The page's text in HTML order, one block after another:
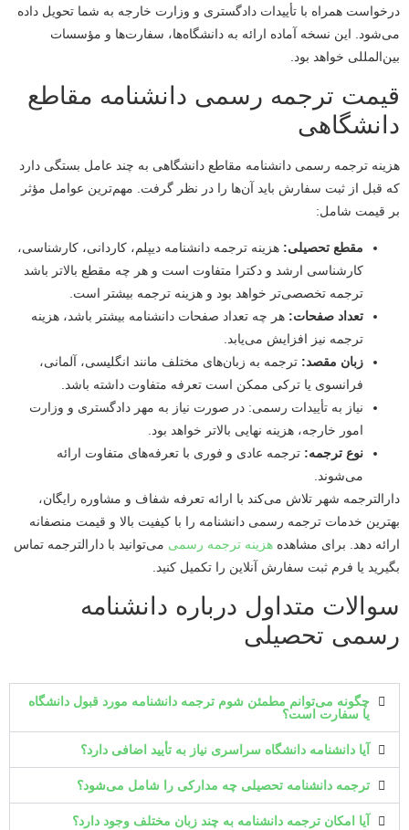
درخواست همراه با تأییدات دادگستری و وزارت خارجه به شما تحویل داده
می‌شود. این نسخه آماده ارائه به دانشگاه‌ها، سفارت‌ها و مؤسسات
بین‌المللی خواهد بود.
قیمت ترجمه رسمی دانشنامه مقاطع
دانشگاهی
هزینه ترجمه رسمی دانشنامه مقاطع دانشگاهی به چند عامل بستگی دارد
که قبل از ثبت سفارش باید آن‌ها را در نظر گرفت. مهم‌ترین عوامل مؤثر
بر قیمت شامل:
مقطع تحصیلی: هزینه ترجمه دانشنامه دیپلم، کاردانی، کارشناسی،
کارشناسی ارشد و دکترا متفاوت است و هر چه مقطع بالاتر باشد
ترجمه تخصصی‌تر خواهد بود و هزینه ترجمه بیشتر است.
تعداد صفحات: هر چه تعداد صفحات دانشنامه بیشتر باشد، هزینه
ترجمه نیز افزایش می‌یابد.
زبان مقصد: ترجمه به زبان‌های مختلف مانند انگلیسی، آلمانی،
فرانسوی یا ترکی ممکن است تعرفه متفاوت داشته باشد.
نیاز به تأییدات رسمی: در صورت نیاز به مهر دادگستری و وزارت
امور خارجه، هزینه نهایی بالاتر خواهد بود.
نوع ترجمه: ترجمه عادی و فوری با تعرفه‌های متفاوت ارائه
می‌شوند.
دارالترجمه شهر تلاش می‌کند با ارائه تعرفه شفاف و مشاوره رایگان،
بهترین خدمات ترجمه رسمی دانشنامه را با کیفیت بالا و قیمت منصفانه
ارائه دهد. برای مشاهده هزینه ترجمه رسمی می‌توانید با دارالترجمه تماس
بگیرید یا فرم ثبت سفارش آنلاین را تکمیل کنید.
سوالات متداول درباره دانشنامه
رسمی تحصیلی
چگونه می‌توانم مطمئن شوم ترجمه دانشنامه مورد قبول دانشگاه
یا سفارت است؟
آیا دانشنامه دانشگاه سراسری نیاز به تأیید اضافی دارد؟
ترجمه دانشنامه تحصیلی چه مدارکی را شامل می‌شود؟
آیا امکان ترجمه دانشنامه به چند زبان مختلف وجود دارد؟